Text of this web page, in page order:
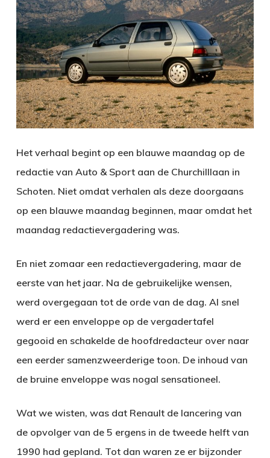
Het verhaal begint op een blauwe maandag op de
redactie van Auto & Sport aan de Churchilllaan in
Schoten. Niet omdat verhalen als deze doorgaans
op een blauwe maandag beginnen, maar omdat het
maandag redactievergadering was.
En niet zomaar een redactievergadering, maar de
eerste van het jaar. Na de gebruikelijke wensen,
werd overgegaan tot de orde van de dag. Al snel
werd er een enveloppe op de vergadertafel
gegooid en schakelde de hoofdredacteur over naar
een eerder samenzweerderige toon. De inhoud van
de bruine enveloppe was nogal sensationeel.
Wat we wisten, was dat Renault de lancering van
de opvolger van de 5 ergens in de tweede helft van
1990 had gepland. Tot dan waren ze er bijzonder